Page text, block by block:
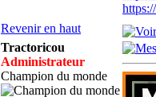
Revenir en haut
Tractoricou
Administrateur
Champion du monde